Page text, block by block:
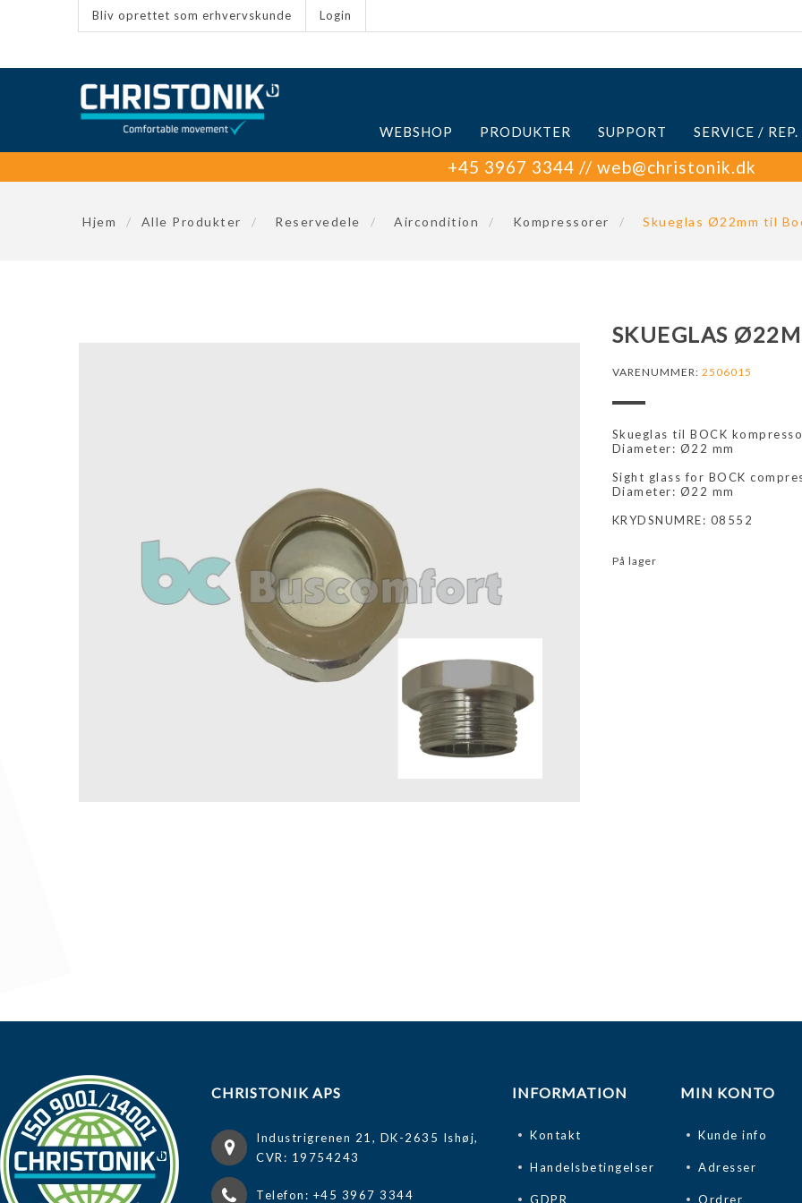
Bliv oprettet som erhvervskunde Login
WEBSHOP PRODUKTER SUPPORT SERVICE / REP.
+45 3967 3344 // web@christonik.dk
Hjem / Alle Produkter / Reservedele / Aircondition / Kompressorer / Skueglas Ø22mm til
SKUEGLAS
VARENUMMER: 2506015
Skueglas til BOCK
Diameter: Ø22 mm
Sight glass for BOCK
Diameter: Ø22 mm
KRYDSNUMRE: 08552
På lager
CHRISTONIK APS
Industrigrenen 21, DK-2635 Ishøj,
CVR: 19754243
Telefon: +45 3967 3344
INFORMATION
Kontakt
Handelsbetingelser
GDPR
MIN KONTO
Kunde info
Adresser
Ordrer